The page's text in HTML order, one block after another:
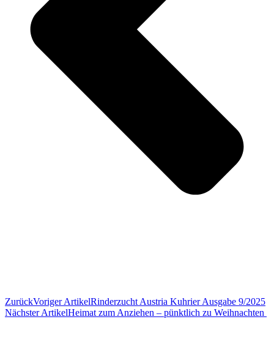
ZurückVoriger ArtikelRinderzucht Austria Kuhrier Ausgabe 9/2025
Nächster ArtikelHeimat zum Anziehen – pünktlich zu Weihnachten